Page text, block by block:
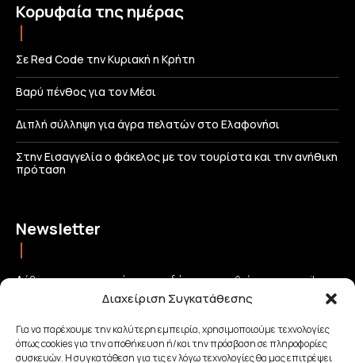
Διαχείριση Συγκατάθεσης
Για να παρέχουμε την καλύτερη εμπειρία, χρησιμοποιούμε τεχνολογίες
όπως cookies για την αποθήκευση ή/και την πρόσβαση σε πληροφορίες
συσκευών. Η συγκατάθεση για τις εν λόγω τεχνολογίες θα μας επιτρέψει
Κορυφαία της ημέρας
Σε Red Code την Κυριακή η Κρήτη
Βαρύ πένθος για τον Μέσι
Διπλή σύλληψη για άγρα πελατών στο Ελαφονήσι
Στην Εισαγγελία ο φάκελος με τον τουρίστα και την ανήθικη
πρόταση
Newsletter
Λάβετε τις σημαντικότερες ειδήσεις απευθείας στο email σας
και μείνετε πάντα συνδεδεμένοι με την Κρήτη!
ΕΓΓΡΑΦΗ